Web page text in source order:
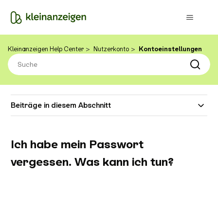
Kleinanzeigen Help Center Nutzerkonto Kontoeinstellungen
Beiträge in diesem Abschnitt
Ich habe mein Passwort
vergessen. Was kann ich tun?